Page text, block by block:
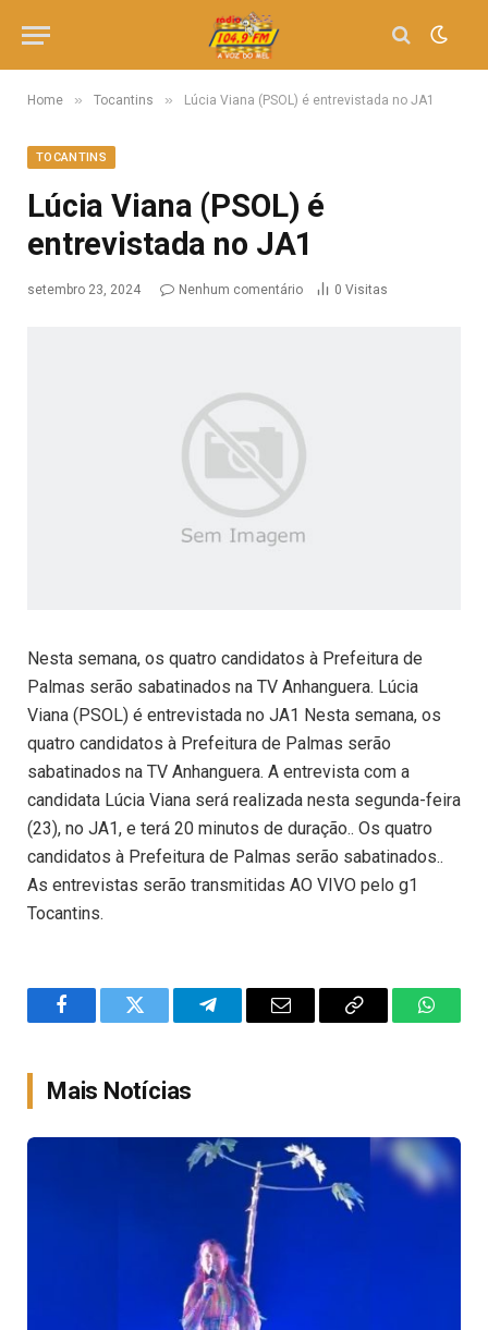
Home » Tocantins » Lúcia Viana (PSOL) é entrevistada no JA1
TOCANTINS
Lúcia Viana (PSOL) é
entrevistada no JA1
setembro 23, 2024 Nenhum comentário 0 Visitas
Nesta semana, os quatro candidatos à Prefeitura de
Palmas serão sabatinados na TV Anhanguera. Lúcia
Viana (PSOL) é entrevistada no JA1 Nesta semana, os
quatro candidatos à Prefeitura de Palmas serão
sabatinados na TV Anhanguera. A entrevista com a
candidata Lúcia Viana será realizada nesta segunda-feira
(23), no JA1, e terá 20 minutos de duração.. Os quatro
candidatos à Prefeitura de Palmas serão sabatinados..
As entrevistas serão transmitidas AO VIVO pelo g1
Tocantins.
FacebookTwitter TelegramEmail
Copy
Mais Notícias